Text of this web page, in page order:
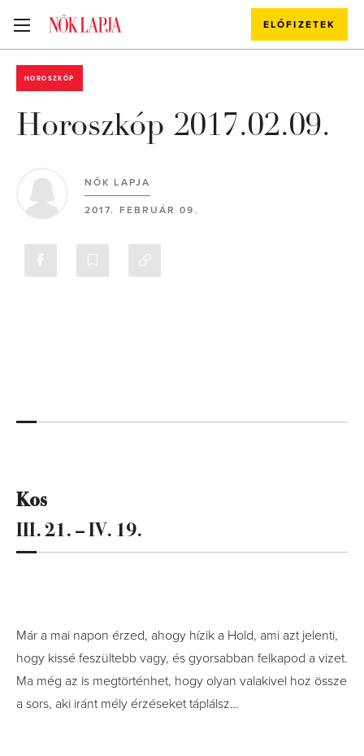
ELŐFIZETEK
HOROSZKÓP
Horoszkóp 2017.02.09.
NŐK LAPJA
2017. FEBRUÁR 09.
Kos
III. 21. – IV. 19.
Már a mai napon érzed, ahogy hízik a Hold, ami azt jelenti,
hogy kissé feszültebb vagy, és gyorsabban felkapod a vizet.
Ma még az is megtörténhet, hogy olyan valakivel hoz össze
a sors, aki iránt mély érzéseket táplálsz…